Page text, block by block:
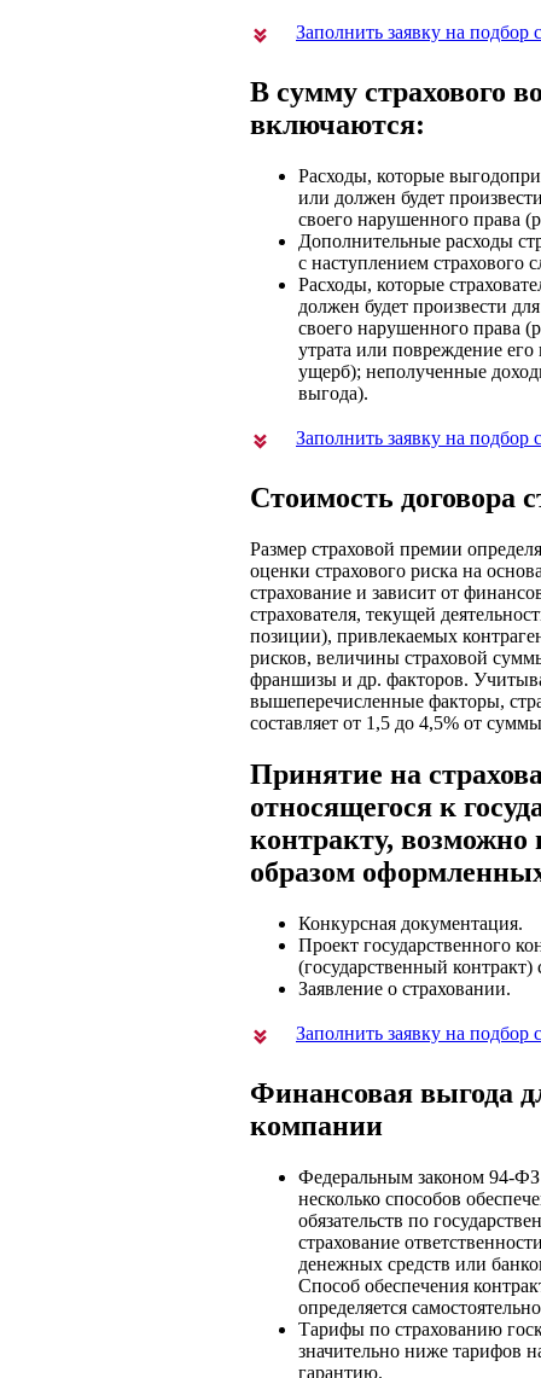
Заполнить заявку на подбор
В сумму страхового
включаются:
Расходы, которые
или должен будет
своего нарушенного права
Дополнительные расходы
с наступлением страхового
Расходы, которые
должен будет произвести
своего нарушенного права
утрата или повреждение
ущерб); неполученные
выгода).
Заполнить заявку на подбор
Стоимость договора
Размер страховой премии
оценки страхового риска на
страхование и зависит от
страхователя, текущей
позиции), привлекаемых
рисков, величины страховой
франшизы и др. факторов.
вышеперечисленные факторы,
составляет от 1,5 до 4,5% от
Принятие на
относящегося к
контракту,
образом
Конкурсная документация.
Проект государственного
(государственный
Заявление о страховании.
Заполнить заявку на подбор
Финансовая выгода
компании
Федеральным законом 94-
несколько способов
обязательств по
страхование
денежных средств или
Способ обеспечения
определяется
Тарифы по страхованию
значительно ниже тарифов
гарантию.